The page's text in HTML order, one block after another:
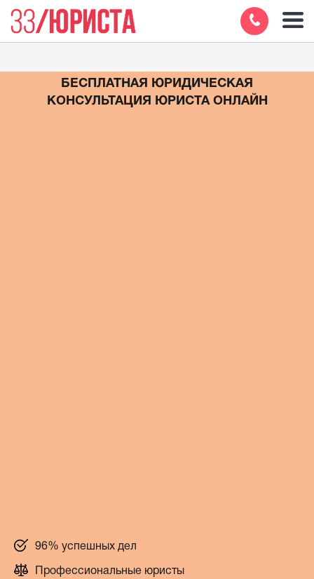
БЕСПЛАТНАЯ ЮРИДИЧЕСКАЯ
КОНСУЛЬТАЦИЯ ЮРИСТА ОНЛАЙН
96% успешных дел
Профессиональные юристы